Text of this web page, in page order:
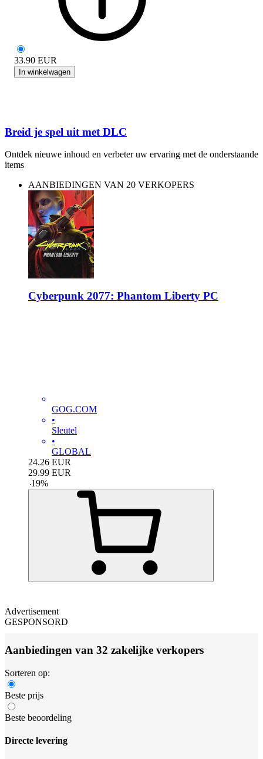
33.90 EUR
In winkelwagen
Breid je spel uit met DLC
Ontdek nieuwe inhoud en verbeter uw ervaring met de onderstaande
items
AANBIEDINGEN VAN 20 VERKOPERS
Cyberpunk 2077: Phantom Liberty PC
GOG.COM
•
Sleutel
•
GLOBAL
24.26 EUR
29.99 EUR
-19%
Advertisement
GESPONSORD
Aanbiedingen van 32 zakelijke verkopers
Sorteren op:
Beste prijs
Beste beoordeling
Directe levering